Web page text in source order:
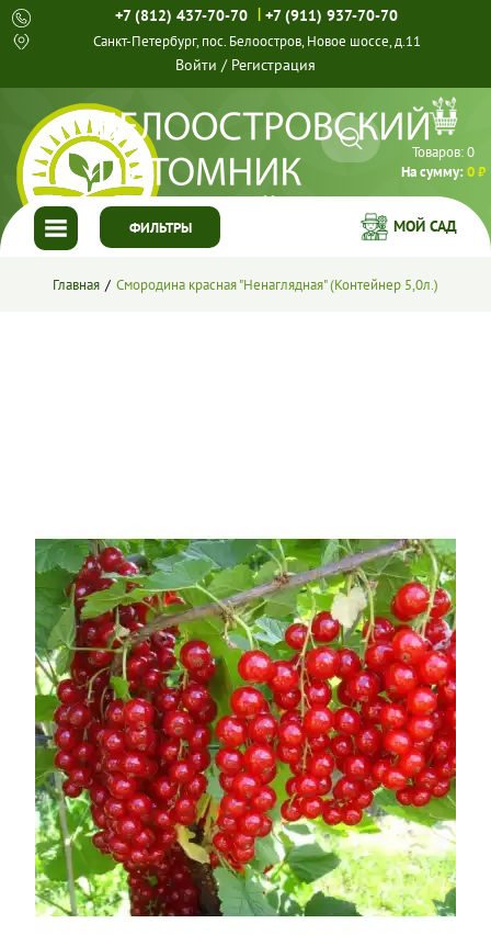
+7 (812) 437-70-70 | +7 (911) 937-70-70
Санкт-Петербург, пос. Белоостров, Новое шоссе, д.11
Войти / Регистрация
Товаров:0
На сумму:0 ₽
ФИЛЬТРЫ
ГЛАВНАЯ
УСЛОВИЯ РАБОТЫ
КОНТАКТЫ
МОЙ САД
Главная Смородина красная "Ненаглядная" (Контейнер 5,0л.)